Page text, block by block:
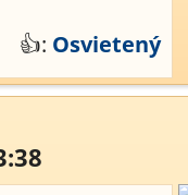
👍: Osvietený